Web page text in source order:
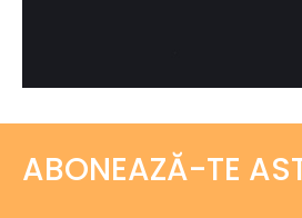
ABONEAZĂ-TE